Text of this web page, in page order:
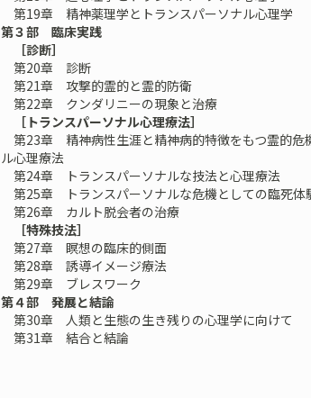
第19章 精神薬理学とトランスパーソナル心理学
第３部 臨床実践
［診断］
第20章 診断
第21章 攻撃的霊的と霊的防衛
第22章 クンダリニーの現象と治療
［トランスパーソナル心理療法］
第23章 精神病性生涯と精神病的特徴をもつ霊的危
ル心理療法
第24章 トランスパーソナルな技法と心理療法
第25章 トランスパーソナルな危機としての臨死体
第26章 カルト脱会者の治療
［特殊技法］
第27章 瞑想の臨床的側面
第28章 誘導イメージ療法
第29章 ブレスワーク
第４部 発展と結論
第30章 人類と生態の生き残りの心理学に向けて
第31章 結合と結論